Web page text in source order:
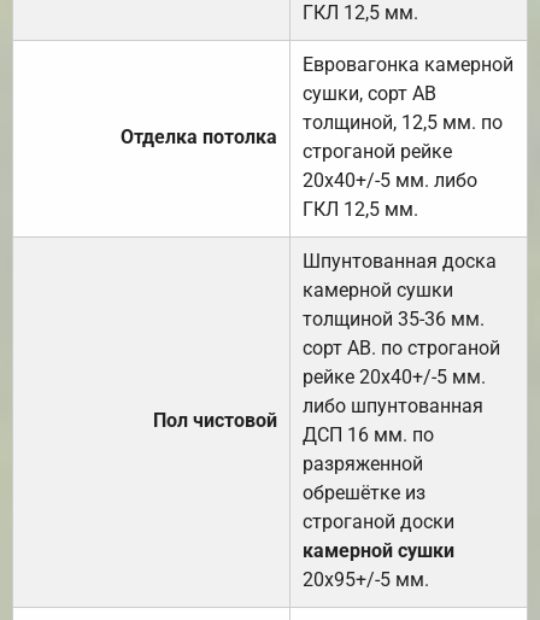
ГКЛ 12,5 мм.
Отделка потолка
Евровагонка камерной
сушки, сорт АВ
толщиной, 12,5 мм. по
строганой рейке
20х40+/-5 мм. либо
ГКЛ 12,5 мм.
Пол чистовой
Шпунтованная доска
камерной сушки
толщиной 35-36 мм.
сорт АВ. по строганой
рейке 20х40+/-5 мм.
либо шпунтованная
ДСП 16 мм. по
разряженной
обрешётке из
строганой доски
камерной сушки
20х95+/-5 мм.